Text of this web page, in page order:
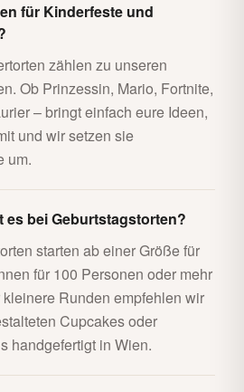
für Kinderfeste und
zählen zu unseren
Ob Prinzessin, Mario, Fortnite,
– bringt einfach eure Ideen,
und wir setzen sie
um.
es bei Geburtstagstorten?
starten ab einer Größe für
für 100 Personen oder mehr
Runden empfehlen wir
Cupcakes oder
handgefertigt in Wien.